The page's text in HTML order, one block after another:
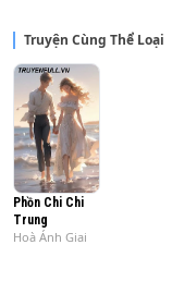
không ai trên thế
người sinh đôi. Thế
người giống y như
thì sẽ có chuyện gì
Truyện Cùng Thể Loại
Phồn Chi Chi
Trung
Hoà Ánh Giai